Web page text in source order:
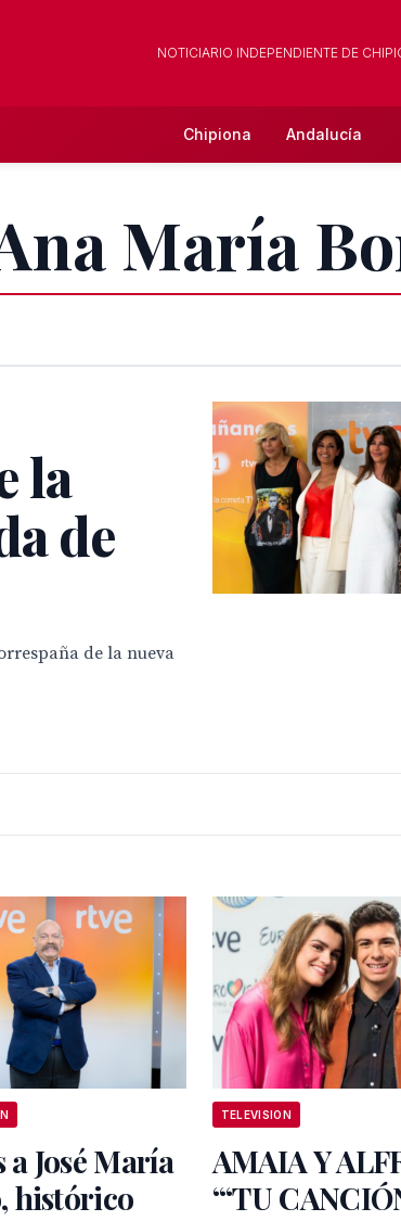
NOTICIARIO INDEPENDIENTE DE
Chipiona Andalucía
María
la
de
de la nueva
a José María
histórico
TELEVISION
AMAIA Y
“‘TU